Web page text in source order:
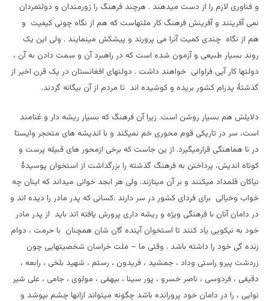
و فناوری لازم را از دست میدهند . هرچند فرهنگ را زورمندان و دولتمردان
نمی آفرینند و آفرینش فرهنگ کار ملتهاست که هم از نگاه چونی کیفیت و
هم از نگاه چندی کمیت آنرا می پرورند و پیشکش مینمایند . ولی این یک
روند بسیار طبیعی و آزمون شده است که در راهبرد آن و سمت دادن به آن ،
دولتها کار آیی فراوانی خواهند داشت . دولتهای افغانستان در یک قرن اخیر از
گذشتۀ پدرام کشور بریده و کوشیده اند تا مردم از آن بیگانه گردند.
دلایلش هم بسیار روشن است. زیرا آن فرهنگ که بسیار ریشه دار و غنامند
است، سر در تاریکی قوم محوری خم نمیکند و با اندیشه های متحجر وایستا
در نا هماهنگی قرارمیگیرد. از ین جاست که برخی ازمحور های قبیله پرست و
کوتاه اندیش، پرداختن به فرهنگ گذشته را بزرگداشت از استخوان پوسیدۀ
نیاکان قلمداد میکنند و بر آن میتازند. ولی هر ابجد خوانی میداند که اینان چه
خواب وخیالی برای فردای کشور در سر دارند .کسانی که پدر مادر را دیده اند و
در دامان آنان با فرهنگی ویژه و ریشه داری پرورش یافته اند باید از پدر مادر
خود به نیکویی یاد کنند تا استخوان آینده گان شان همچنان با حرمت ، دوام
زنده گی خود را داشته باشد . وقتی ما – ملت خراسان شخصیتهایی چون
زردشت پیرو راستی وداد ، جمشید ، فریدون ، رستم ، شهید بلخی ، رابعه ،
دقیقی ، فردوسی ، ناصر خسرو ، پور سینا ، بیهقی ، مولوی ، جامی ، علی شیر
نوایی ، را در دامان خود پرورانده باشد چگونه میتواند ازانها چشم بپوشد و